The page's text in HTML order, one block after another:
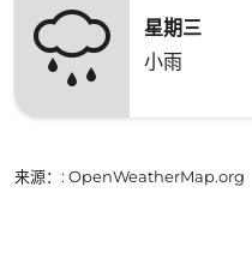
星期三
小雨
来源： : OpenWeatherMap.org